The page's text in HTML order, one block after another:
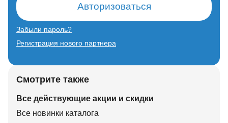
Авторизоваться
Забыли пароль?
Регистрация нового партнера
Смотрите также
Все действующие акции и скидки
Все новинки каталога